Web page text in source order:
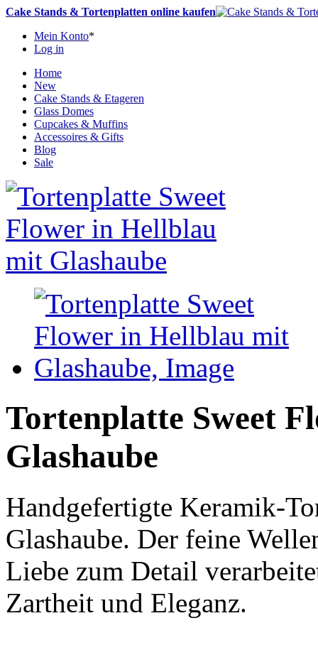
Cake Stands & Tortenplatten online kaufen
Mein Konto*
Log in
Home
New
Cake Stands & Etageren
Glass Domes
Cupcakes & Muffins
Accessoires & Gifts
Blog
Sale
Tortenplatte Sweet
Glashaube
Handgefertigte Keramik-
Glashaube. Der feine
Liebe zum Detail
Zartheit und Eleganz.